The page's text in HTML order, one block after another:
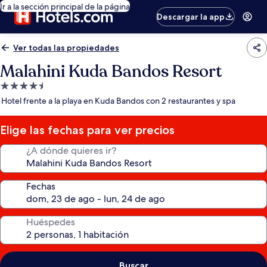
Ir a la sección principal de la página
Descargar la app
Ver todas las propiedades
Malahini Kuda Bandos Resort
Propiedad
de
estrellas
Hotel frente a la playa en Kuda Bandos con 2 restaurantes y spa
Elige las fechas para ver precios
¿A dónde quieres ir?
Fechas
Huéspedes